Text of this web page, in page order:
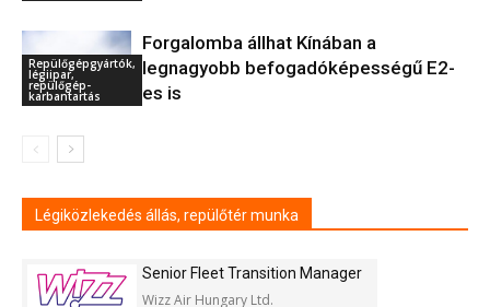
Repülőgépgyártók,
légiipar,
repülőgép-
karbantartás
Forgalomba állhat Kínában a
legnagyobb befogadóképességű E2-
es is
Légiközlekedés állás, repülőtér munka
Senior Fleet Transition Manager
Wizz Air Hungary Ltd.